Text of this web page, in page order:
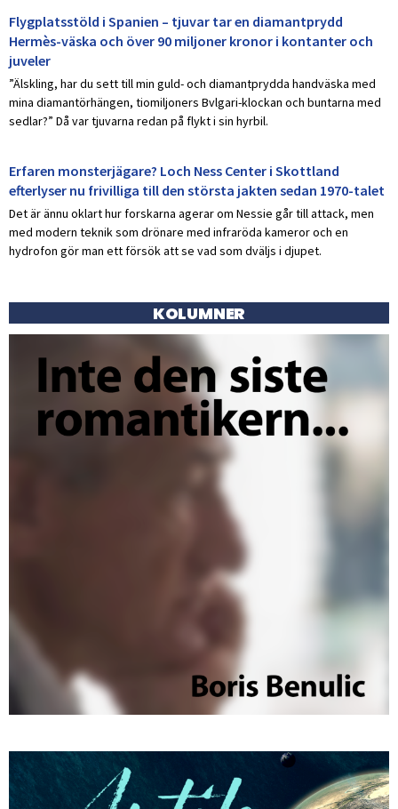
Flygplatsstöld i Spanien – tjuvar tar en diamantprydd
Hermès-väska och över 90 miljoner kronor i kontanter och
juveler
”Älskling, har du sett till min guld- och diamantprydda handväska med
mina diamantörhängen, tiomiljoners Bvlgari-klockan och buntarna med
sedlar?” Då var tjuvarna redan på flykt i sin hyrbil.
Erfaren monsterjägare? Loch Ness Center i Skottland
efterlyser nu frivilliga till den största jakten sedan 1970-talet
Det är ännu oklart hur forskarna agerar om Nessie går till attack, men
med modern teknik som drönare med infraröda kameror och en
hydrofon gör man ett försök att se vad som dväljs i djupet.
KOLUMNER